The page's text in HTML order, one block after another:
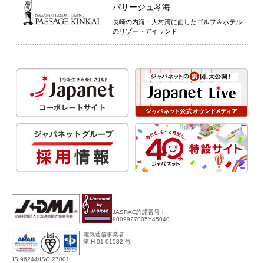
パサージュ琴海
長崎の内海・大村湾に面したゴルフ＆ホテル
のリゾートアイランド
JASRAC許諾番号：
9009927005Y45040
IS 96244/ISO 27001
電気通信事業者：
第 H-01-01582 号